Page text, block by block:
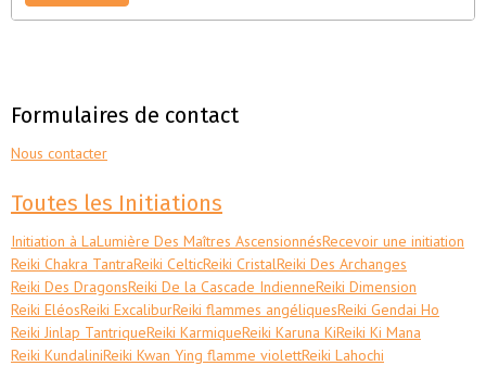
Formulaires de contact
Nous contacter
Toutes les Initiations
Initiation à LaLumière Des Maîtres AscensionnésRecevoir une initiation
Reiki Chakra TantraReiki CelticReiki CristalReiki Des Archanges
Reiki Des DragonsReiki De la Cascade IndienneReiki Dimension
Reiki EléosReiki ExcaliburReiki flammes angéliquesReiki Gendai Ho
Reiki Jinlap TantriqueReiki KarmiqueReiki Karuna KiReiki Ki Mana
Reiki KundaliniReiki Kwan Ying flamme violettReiki Lahochi